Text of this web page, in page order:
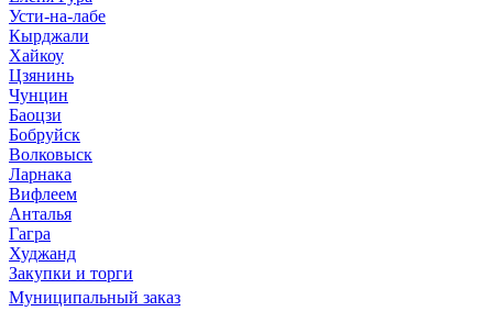
Усти-на-лабе
Кырджали
Хайкоу
Цзянинь
Чунцин
Баоцзи
Бобруйск
Волковыск
Ларнака
Вифлеем
Анталья
Гагра
Худжанд
Закупки и торги
Муниципальный заказ